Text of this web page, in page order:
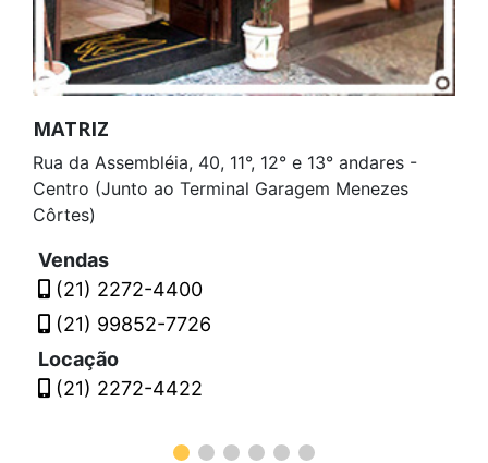
MATRIZ
Rua da Assembléia, 40, 11°, 12° e 13° andares -
Centro (Junto ao Terminal Garagem Menezes
Côrtes)
Vendas
(21) 2272-4400
(21) 99852-7726
Locação
(21) 2272-4422